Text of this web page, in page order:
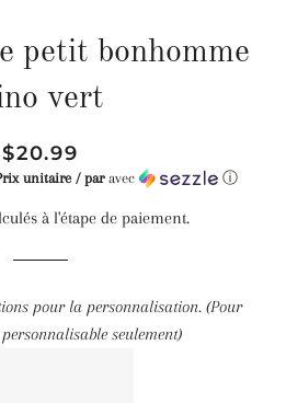
petit bonhomme
vert
Prix
régulier
Prix
réduit
$20.99
unitaire / paravec ⓘ
à l'étape de paiement.
pour la personnalisation. (Pour
seulement)